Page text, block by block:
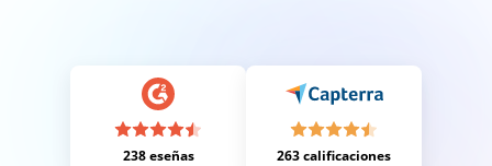
238 eseñas 263 calificaciones